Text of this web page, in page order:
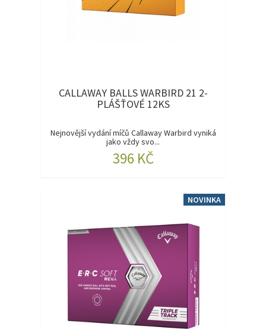
CALLAWAY BALLS WARBIRD 21 2-
PLÁŠŤOVÉ 12KS
Nejnovější vydání míčů Callaway Warbird vyniká
jako vždy svo...
396 KČ
NOVINKA